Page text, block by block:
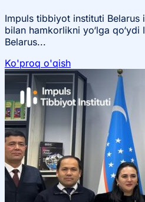
Impuls tibbiyot instituti
bilan hamkorlikni yo‘lga
Belarus...
Ko'proq o'qish